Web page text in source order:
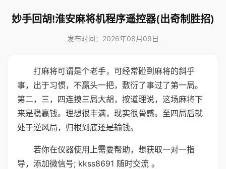
妙手回胡!淮安麻将机程序遥控器(出奇制胜招)
发布时间：2026年08月09日
打麻将可谓是个老手，可经常碰到麻将的斜乎
事，出于习惯，不赢头一把，敷衍了事过了第一局。
第二，三，四连摸三局大胡，按道理说，这场麻将下
来是稳赢钱。理想很丰满，现实很骨感。至四局后就
处于逆风局，归根到底还是输钱。
若你在仪器使用上需要帮助，想获取一对一指
导，添加微信号; kkss8691 随时交流 。